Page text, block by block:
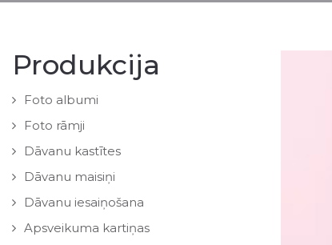
Produkcija
Foto albumi
Foto rāmji
Dāvanu kastītes
Dāvanu maisiņi
Dāvanu iesaiņošana
Apsveikuma kartiņas